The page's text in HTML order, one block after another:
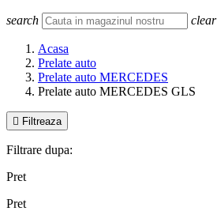
search clear
Acasa
Prelate auto
Prelate auto MERCEDES
Prelate auto MERCEDES GLS
 Filtreaza
Filtrare dupa:
Pret
Pret